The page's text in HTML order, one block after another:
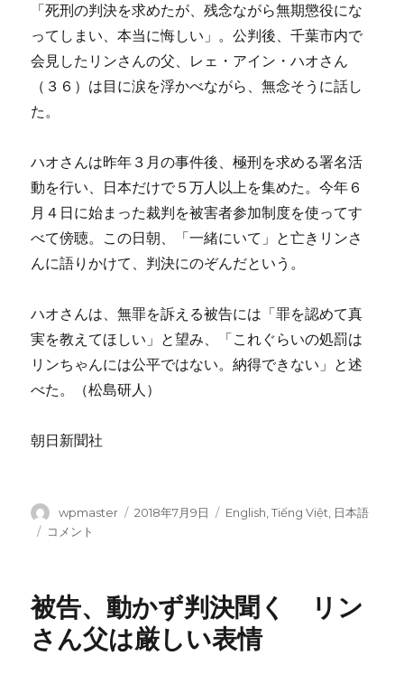
「死刑の判決を求めたが、残念ながら無期懲役にな
ってしまい、本当に悔しい」。公判後、千葉市内で
会見したリンさんの父、レェ・アイン・ハオさん
（３６）は目に涙を浮かべながら、無念そうに話し
た。
ハオさんは昨年３月の事件後、極刑を求める署名活
動を行い、日本だけで５万人以上を集めた。今年６
月４日に始まった裁判を被害者参加制度を使ってす
べて傍聴。この日朝、「一緒にいて」と亡きリンさ
んに語りかけて、判決にのぞんだという。
ハオさんは、無罪を訴える被告には「罪を認めて真
実を教えてほしい」と望み、「これぐらいの処罰は
リンちゃんには公平ではない。納得できない」と述
べた。（松島研人）
朝日新聞社
投
稿
wpmaster
投
2018年7月9日
カ
English,Tiếng Việt, 日本語
リ
父
「本
当
コメント
被告、動かず判決聞く リン
さん父は厳しい表情